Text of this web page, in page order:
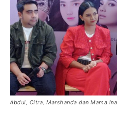
Abdul, Citra, Marshanda dan Mama Ina